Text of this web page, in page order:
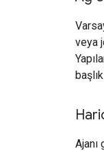
veya